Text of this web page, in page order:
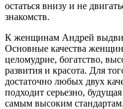
остаться внизу и не
знакомств.
К женщинам Андрей
Основные качества
целомудрие, богатство,
развития и красота. Для
достаточно любых двух
подходит серьезно,
самым высоким стандартам.